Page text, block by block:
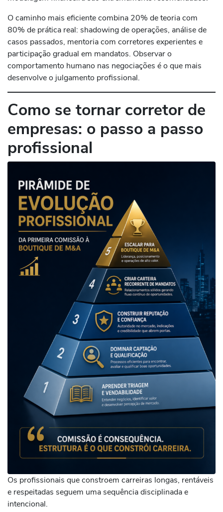
O caminho mais eficiente combina 20% de teoria com
80% de prática real: shadowing de operações, análise de
casos passados, mentoria com corretores experientes e
participação gradual em mandatos. Observar o
comportamento humano nas negociações é o que mais
desenvolve o julgamento profissional.
Como se tornar corretor de
empresas: o passo a passo
profissional
Os profissionais que constroem carreiras longas, rentáveis
e respeitadas seguem uma sequência disciplinada e
intencional.